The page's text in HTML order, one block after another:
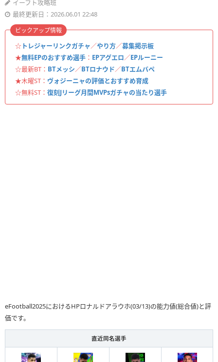
イーフト攻略班
最終更新日：2026.06.01 22:48
☆ トレジャーリンクガチャ／やり方／募集掲示板
★無料EPのおすすめ選手 ： EPアグエロ／EPルーニー
☆最新BT： BTメッシ／BTロナウド／BTエムバペ
★木曜ST： ヴォジーニャの評価とおすすめ育成
☆無料ST： 復刻Jリーグ月間MVPsガチャの当たり選手
ピックアップ情報
eFootball2025におけるHPロナルドアラウホ(03/13)の能力値(総合値)と評
価です。
直近同名選手